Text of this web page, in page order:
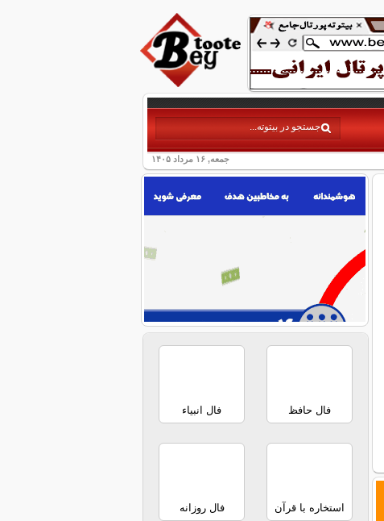
جمعه, ۱۶ مرداد ۱۴۰۵
فال حافظ فال انبیاء
استخاره با قرآن فال روزانه